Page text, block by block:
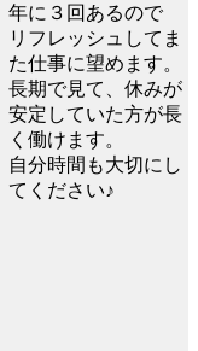
年に３回あるので
リフレッシュしてま
た仕事に望めます。
長期で見て、休みが
安定していた方が長
く働けます。
自分時間も大切にし
てください♪